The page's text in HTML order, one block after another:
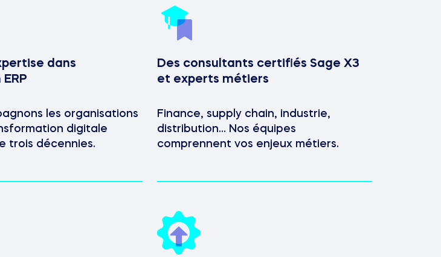
dans
les organisations
digitale
trois décennies.
Des consultants certifiés Sage X3
et experts métiers
Finance, supply chain, industrie,
distribution… Nos équipes
comprennent vos enjeux métiers.